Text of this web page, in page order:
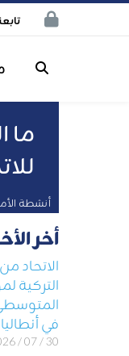
ما
أنشطة
أخر
الاتحاد
في أنطاليا
30 / 07 / 2026